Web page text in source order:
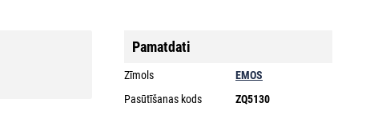
Pamatdati
Zīmols
EMOS
Pasūtīšanas kods
ZQ5130